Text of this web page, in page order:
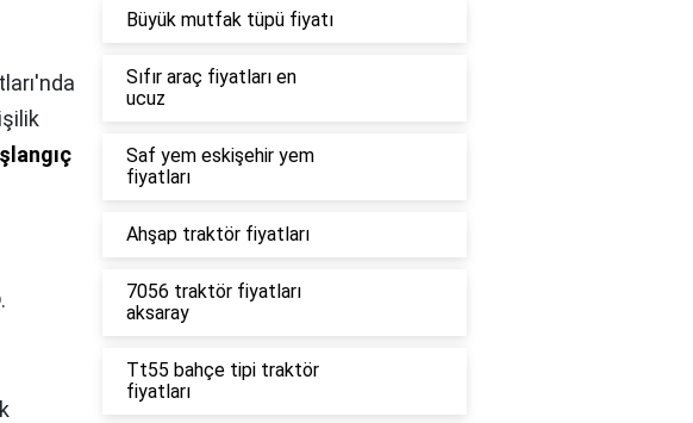
.
Büyük mutfak tüpü fiyatı
Sıfır araç fiyatları en
ucuz
Saf yem eskişehir yem
fiyatları
Ahşap traktör fiyatları
7056 traktör fiyatları
aksaray
Tt55 bahçe tipi traktör
fiyatları